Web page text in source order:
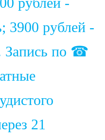
3900 рублей -
Запись по ☎
21